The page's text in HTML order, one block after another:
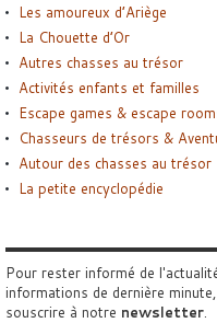
Les amoureux d’Ariège
La Chouette d’Or
Autres chasses au trésor
Activités enfants et familles
Escape games & escape
Chasseurs de trésors &
Autour des chasses au trésor
La petite encyclopédie
Pour rester informé de
informations de dernière
souscrire à notre newsletter.